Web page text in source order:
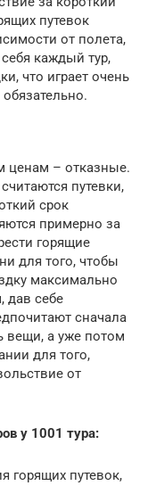
путевок
от полета,
каждый тур,
что играет очень
ценам – отказные.
путевки,
срок
примерно за
горящие
для того, чтобы
максимально
дав себе
сначала
вещи, а уже потом
для того,
от
у 1001 тура:
горящих путевок,